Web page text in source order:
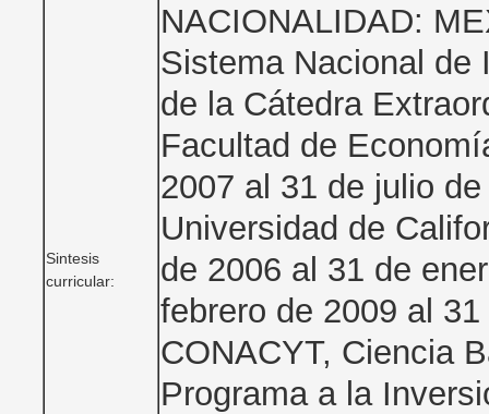
Sintesis
curricular:
NACIONALIDAD:
Sistema Nacional de
de la Cátedra
Facultad de
2007 al 31 de julio
Universidad de
de 2006 al 31 de
febrero de 2009 al
CONACYT, Ciencia
Programa a la